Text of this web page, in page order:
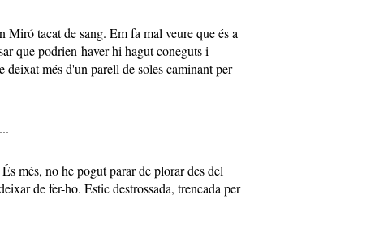
Miró tacat de sang. Em fa mal veure que és a
que podrien haver-hi hagut coneguts i
deixat més d'un parell de soles caminant per
més, no he pogut parar de plorar des del
de fer-ho. Estic destrossada, trencada per